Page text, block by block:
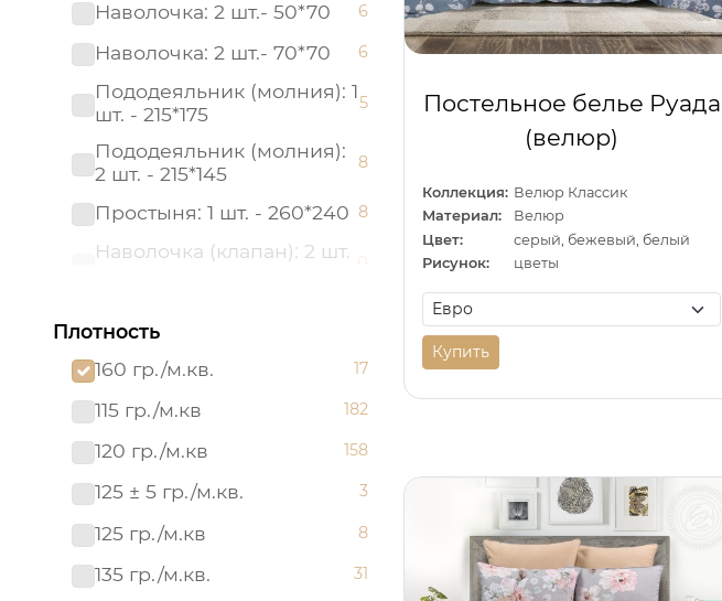
Наволочка: 2 шт.- 50*70 6
Наволочка: 2 шт.- 70*70 6
Пододеяльник (молния): 1
шт. - 215*175
5
Пододеяльник (молния):
2 шт. - 215*145
8
Простыня: 1 шт. - 260*240 8
Наволочка (клапан): 2 шт. 0
- 70*70
Наволочка (клапан,
шт.- 50*70
0
Наволочка (молния,
0
Наволочка (молния,
ушки): 2 шт.- 50*70
Плотность
160 гр./м.кв.
17
115 гр./м.кв 182
120 гр./м.кв 158
125 ± 5 гр./м.кв. 3
125 гр./м.кв 8
135 гр./м.кв. 31
Постельное белье Руада
(велюр)
Коллекция: Велюр Классик
Материал:
Велюр
Цвет:
серый, бежевый, белый
Рисунок:
цветы
Купить